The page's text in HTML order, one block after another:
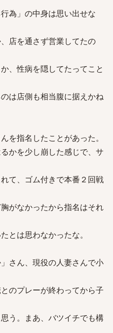
為」の中身は思い出せな
店を通さず営業してたの
、性病を隠してたってこと
は店側も相当腹に据えかね
を指名したことがあった。
かを少し崩した感じで、サ
て、ゴム付きで本番２回戦
がなかったから指名はそれ
とは思わなかったな。
さん、現役の人妻さんで小
のプレーが終わってから子
う。まあ、バツイチでも構